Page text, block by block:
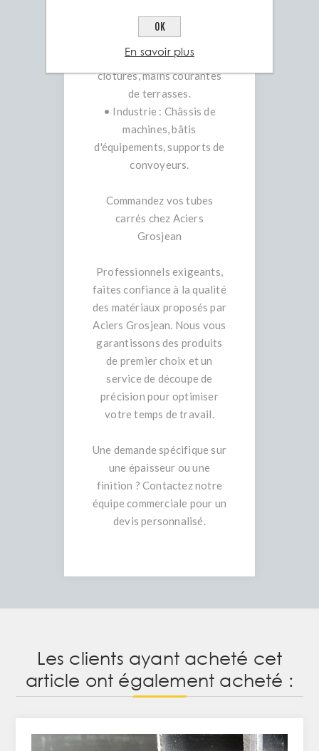
industriel.
• Aménagements
Extérieurs : Portails,
clôtures, mains courantes
de terrasses.
• Industrie : Châssis de
machines, bâtis
d'équipements, supports de
convoyeurs.
Commandez vos tubes
carrés chez Aciers
Grosjean
Professionnels exigeants,
faites confiance à la qualité
des matériaux proposés par
Aciers Grosjean. Nous vous
garantissons des produits
de premier choix et un
service de découpe de
précision pour optimiser
votre temps de travail.
Une demande spécifique sur
une épaisseur ou une
finition ? Contactez notre
équipe commerciale pour un
devis personnalisé.
Les clients ayant acheté cet
article ont également acheté :
OK
En savoir plus